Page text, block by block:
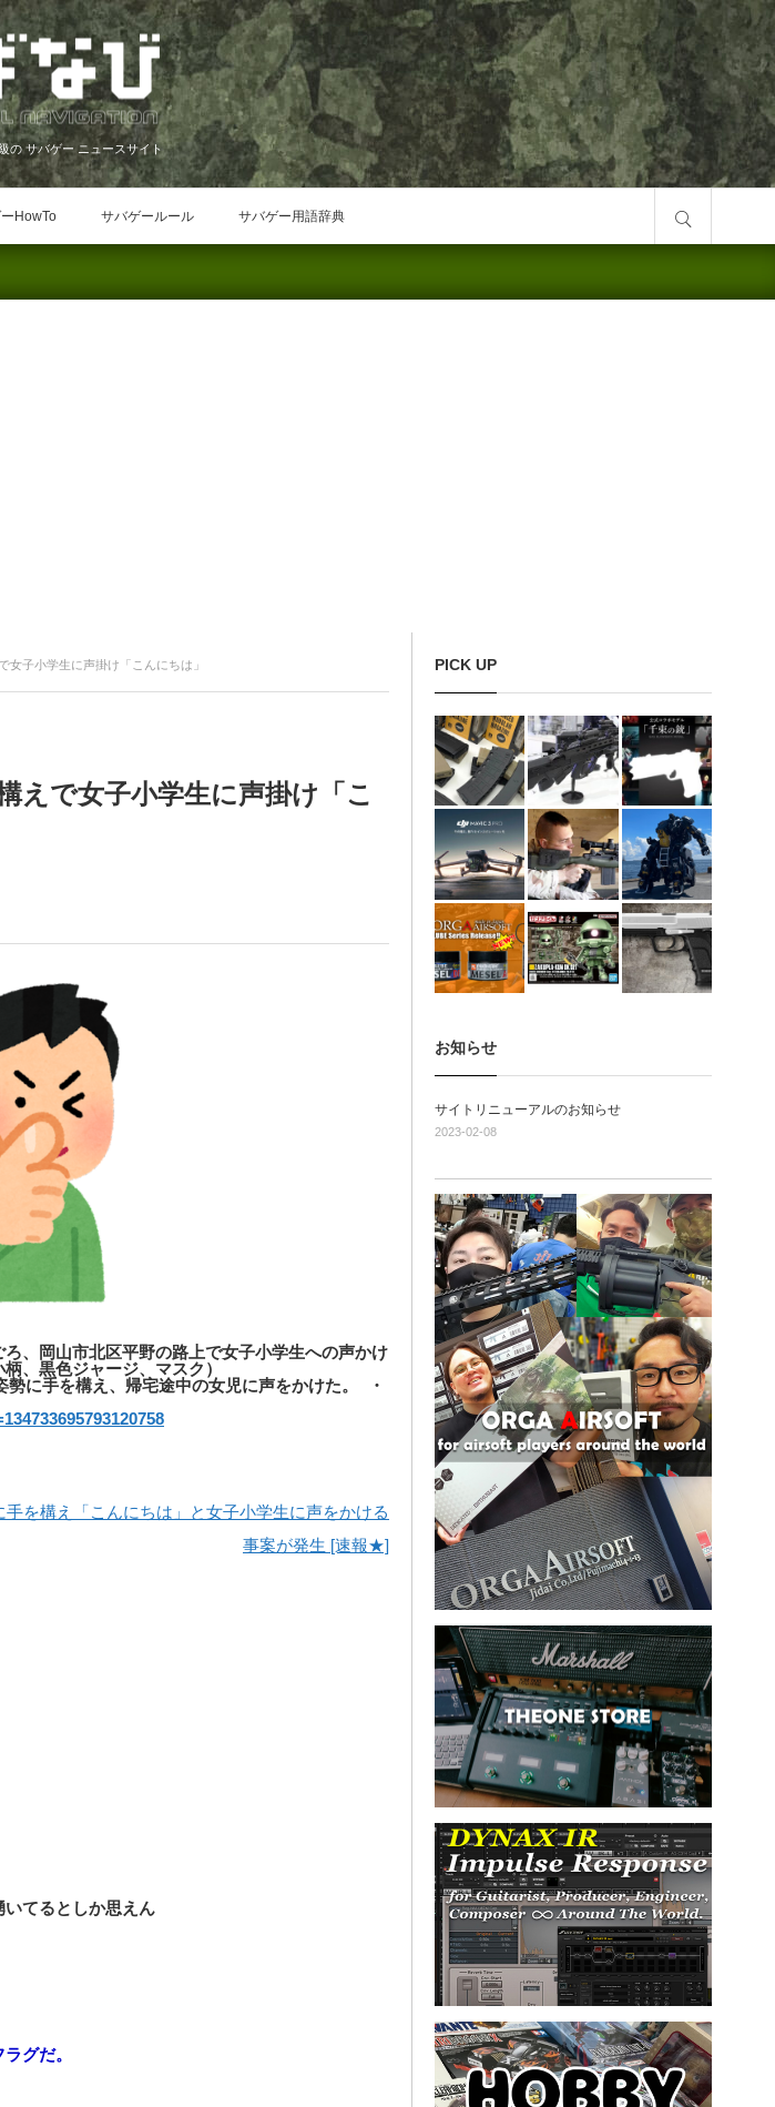
の サバゲー ニュースサイト
HowTo サバゲールール サバゲー用語辞典
女子小学生に声掛け「こんにちは」
えで女子小学生に声掛け「こ
、岡山市北区平野の路上で女子小学生への声かけ
、黒色ジャージ、マスク）
に手を構え、帰宅途中の女児に声をかけた。 ・
手を構え「こんにちは」と女子小学生に声をかける
事案が発生 [速報★]
てるとしか思えん
グだ。
PICK UP
お知らせ
サイトリニューアルのお知らせ
2023-02-08